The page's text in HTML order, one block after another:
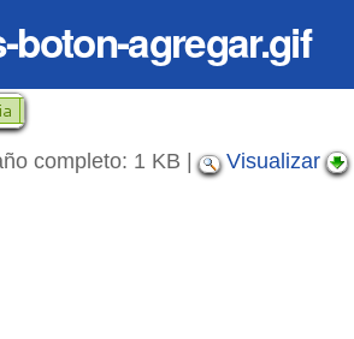
boton-agregar.gif
completo: 1 KB | Visualizar